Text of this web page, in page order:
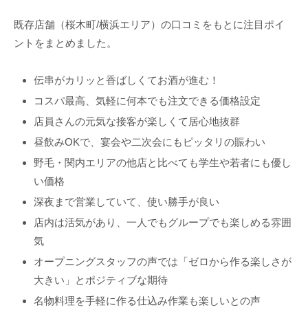
既存店舗（桜木町/横浜エリア）の口コミをもとに注目ポイ
ントをまとめました。
伝串がカリッと香ばしくてお酒が進む！
コスパ最高、気軽に何本でも注文できる価格設定
店員さんの元気な接客が楽しくて居心地抜群
昼飲みOKで、宴会や二次会にもピッタリの賑わい
野毛・関内エリアの他店と比べても学生や若者にも優し
い価格
深夜まで営業していて、使い勝手が良い
店内は活気があり、一人でもグループでも楽しめる雰囲
気
オープニングスタッフの声では「ゼロから作る楽しさが
大きい」とポジティブな期待
名物料理を手軽に作る仕込み作業も楽しいとの声